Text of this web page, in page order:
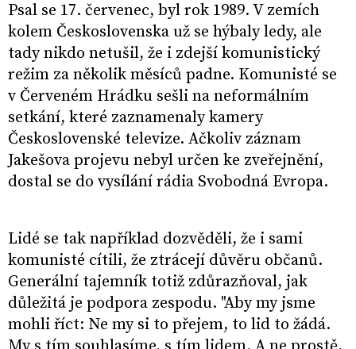
Psal se 17. červenec, byl rok 1989. V zemích
kolem Československa už se hýbaly ledy, ale
tady nikdo netušil, že i zdejší komunistický
režim za několik měsíců padne. Komunisté se
v Červeném Hrádku sešli na neformálním
setkání, které zaznamenaly kamery
Československé televize. Ačkoliv záznam
Jakešova projevu nebyl určen ke zveřejnění,
dostal se do vysílání rádia Svobodná Evropa.
Lidé se tak například dozvěděli, že i sami
komunisté cítili, že ztrácejí důvěru občanů.
Generální tajemník totiž zdůrazňoval, jak
důležitá je podpora zespodu. "Aby my jsme
mohli říct: Ne my si to přejem, to lid to žádá.